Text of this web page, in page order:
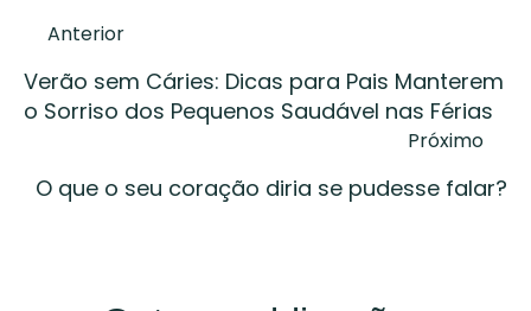
Anterior
Verão sem Cáries: Dicas para Pais Manterem
o Sorriso dos Pequenos Saudável nas Férias
Próximo
O que o seu coração diria se pudesse falar?